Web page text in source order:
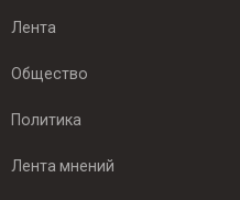
Лента
Общество
Политика
Лента мнений